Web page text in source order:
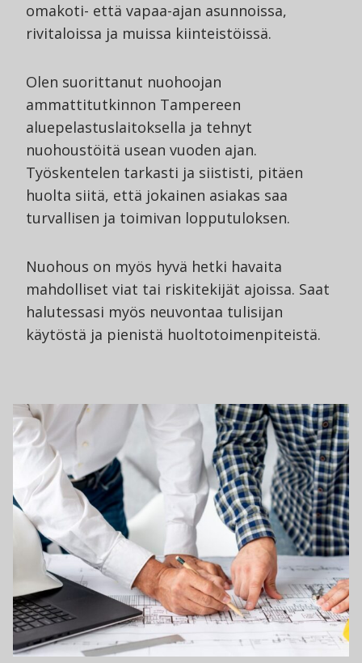
omakoti- että vapaa-ajan asunnoissa,
rivitaloissa ja muissa kiinteistöissä.
Olen suorittanut nuohoojan
ammattitutkinnon Tampereen
aluepelastuslaitoksella ja tehnyt
nuohoustöitä usean vuoden ajan.
Työskentelen tarkasti ja siististi, pitäen
huolta siitä, että jokainen asiakas saa
turvallisen ja toimivan lopputuloksen.
Nuohous on myös hyvä hetki havaita
mahdolliset viat tai riskitekijät ajoissa. Saat
halutessasi myös neuvontaa tulisijan
käytöstä ja pienistä huoltotoimenpiteistä.